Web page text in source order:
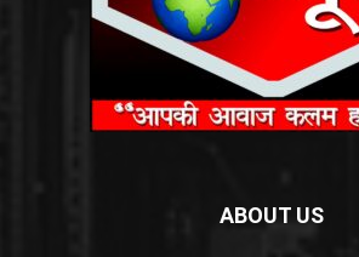
ABOUT US